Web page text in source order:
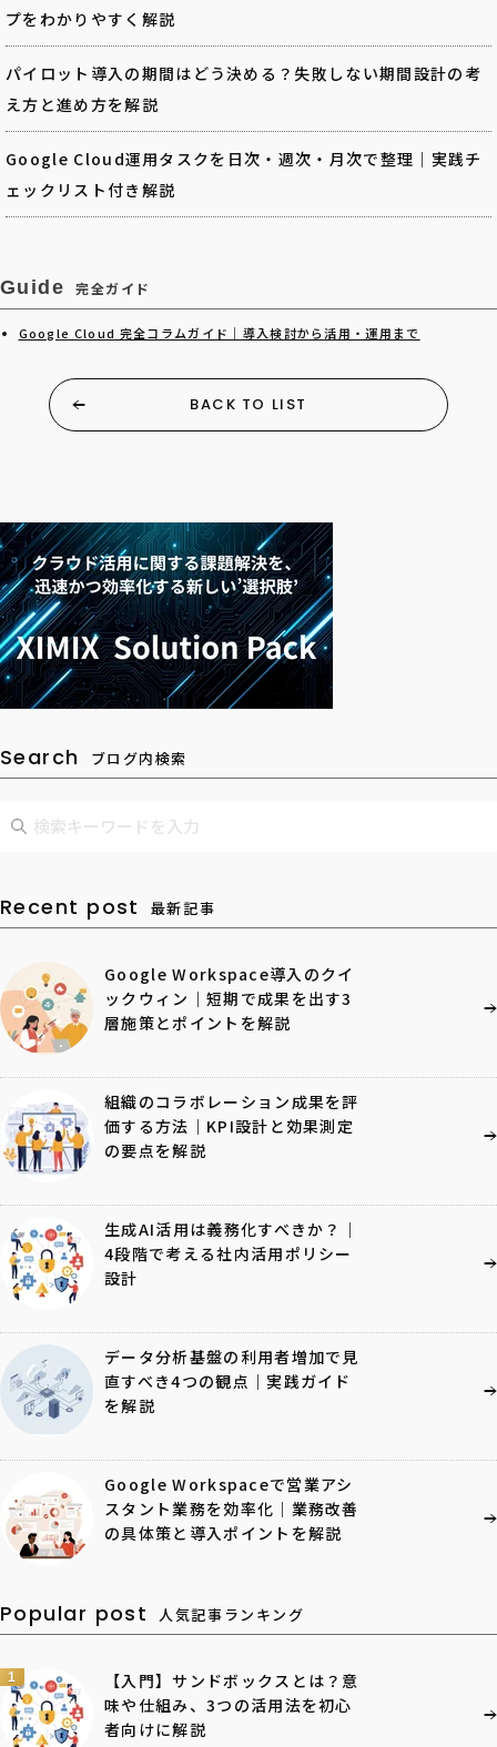
プをわかりやすく解説
パイロット導入の期間はどう決める？失敗しない期間設計の考
え方と進め方を解説
Google Cloud運用タスクを日次・週次・月次で整理｜実践チ
ェックリスト付き解説
Guide 完全ガイド
Google Cloud 完全コラムガイド｜導入検討から活用・運用まで
BACK TO LIST
Search ブログ内検索
Recent post 最新記事
Google Workspace導入のクイ
ックウィン｜短期で成果を出す3
層施策とポイントを解説
組織のコラボレーション成果を評
価する方法｜KPI設計と効果測定
の要点を解説
生成AI活用は義務化すべきか？｜
4段階で考える社内活用ポリシー
設計
データ分析基盤の利用者増加で見
直すべき4つの観点｜実践ガイド
を解説
Google Workspaceで営業アシ
スタント業務を効率化｜業務改善
の具体策と導入ポイントを解説
Popular post 人気記事ランキング
1
【入門】サンドボックスとは？意
味や仕組み、3つの活用法を初心
者向けに解説